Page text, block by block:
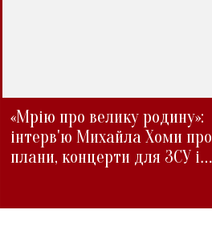
«Мрію про велику родину»:
інтерв'ю Михайла Хоми про
плани, концерти для ЗСУ і